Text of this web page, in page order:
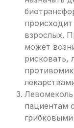
взрослых.
может
рисковать,
пациентам